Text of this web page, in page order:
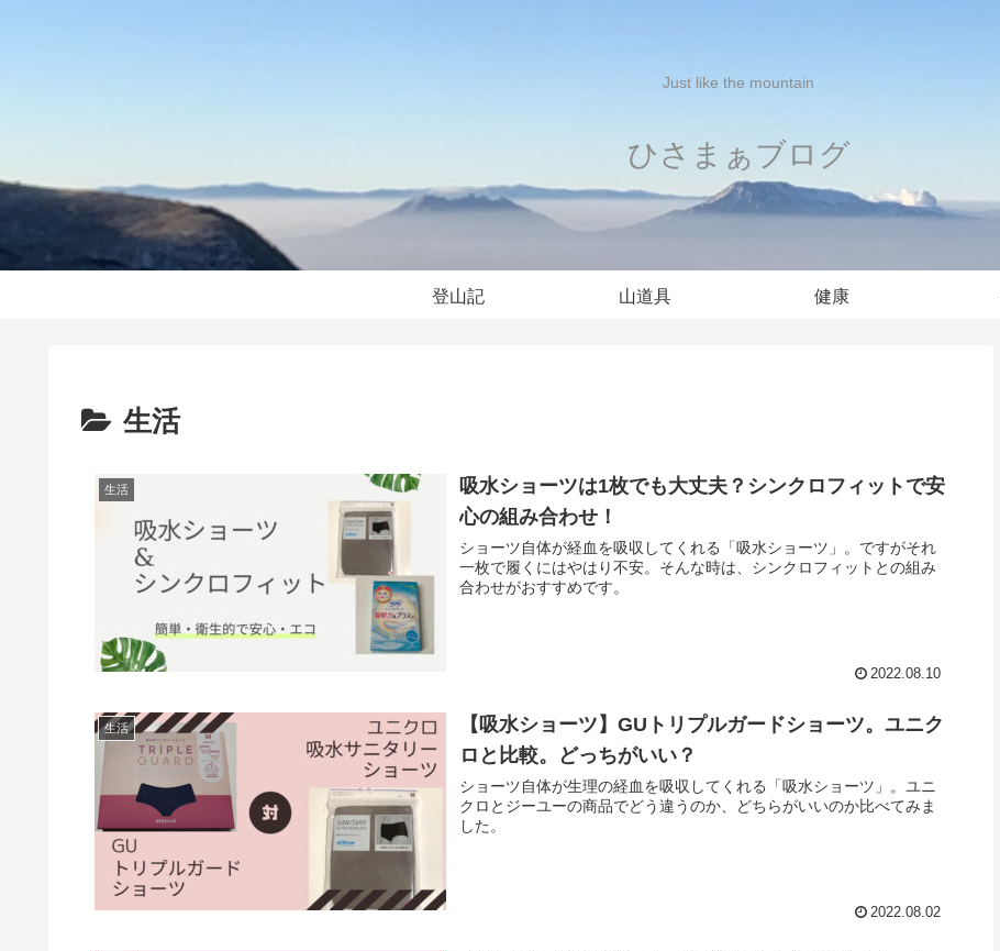
Just like the mountain
ひさまぁブログ
登山記 山道具 健康
生活
生活
吸水ショーツは1枚でも大丈夫？シンクロフィットで安
心の組み合わせ！
ショーツ自体が経血を吸収してくれる「吸水ショーツ」。ですがそれ
一枚で履くにはやはり不安。そんな時は、シンクロフィットとの組み
合わせがおすすめです。
2022.08.10
生活
【吸水ショーツ】GUトリプルガードショーツ。ユニク
ロと比較。どっちがいい？
ショーツ自体が生理の経血を吸収してくれる「吸水ショーツ」。ユニ
クロとジーユーの商品でどう違うのか、どちらがいいのか比べてみま
した。
2022.08.02